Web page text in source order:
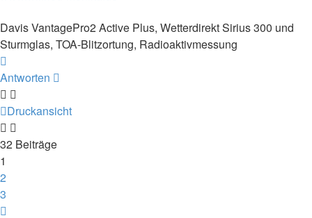
Davis VantagePro2 Active Plus, Wetterdirekt Sirius 300 und
Sturmglas, TOA-Blitzortung, Radioaktivmessung
oben
Antworten
Druckansicht
32 Beiträge
1
2
3